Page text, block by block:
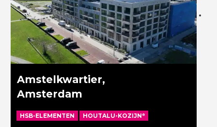
Amstelkwartier,
Amsterdam
HSB-ELEMENTEN HOUTALU-KOZIJN®